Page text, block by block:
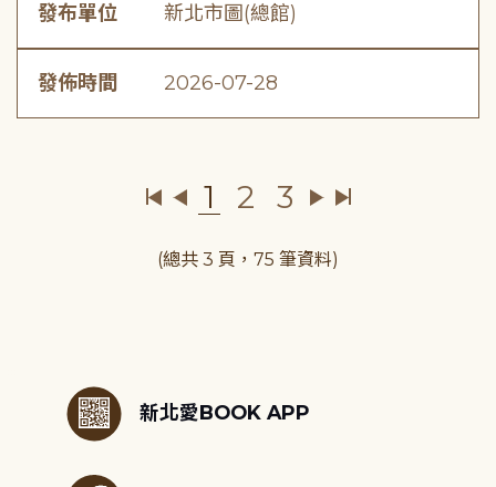
發布單位 新北市圖(總館)
發佈時間 2026-07-28
1 2 3
(總共 3 頁，75 筆資料)
新北愛BOOK APP